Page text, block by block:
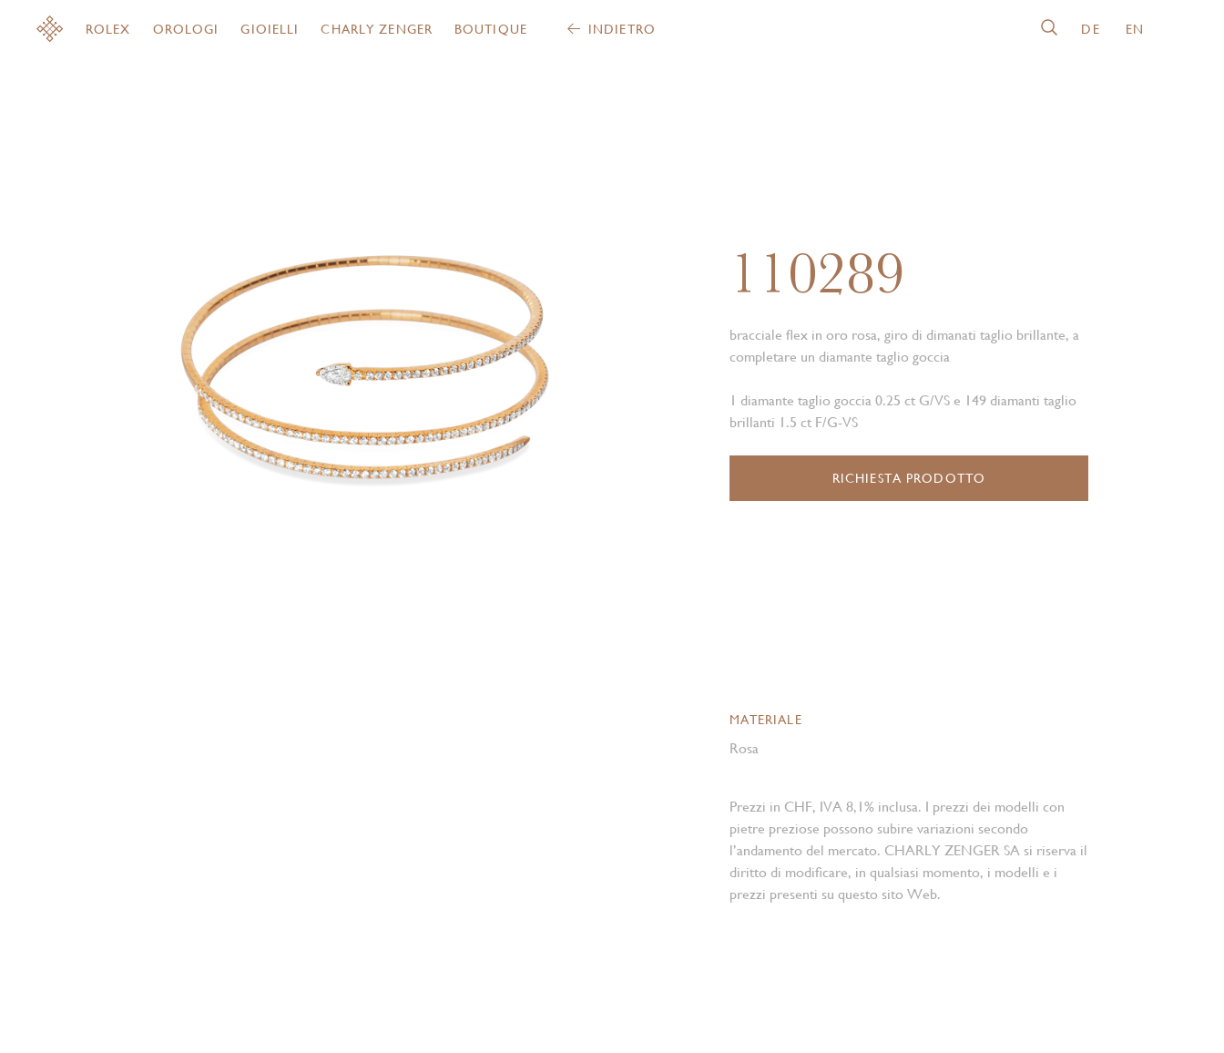
ROLEX OROLOGI GIOIELLI CHARLY ZENGER BOUTIQUE INDIETRO DE EN
110289
bracciale flex in oro rosa, giro di dimanati taglio brillante, a
completare un diamante taglio goccia
1 diamante taglio goccia 0.25 ct G/VS e 149 diamanti taglio
brillanti 1.5 ct F/G-VS
RICHIESTA PRODOTTO
MATERIALE
Rosa
Prezzi in CHF, IVA 8,1% inclusa. I prezzi dei modelli con
pietre preziose possono subire variazioni secondo
l’andamento del mercato. CHARLY ZENGER SA si riserva il
diritto di modificare, in qualsiasi momento, i modelli e i
prezzi presenti su questo sito Web.